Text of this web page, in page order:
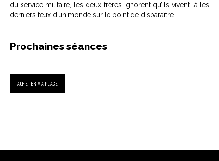
du service militaire, les deux frères ignorent qu’ils vivent là les
derniers feux d’un monde sur le point de disparaître.
Prochaines séances
ACHETER MA PLACE